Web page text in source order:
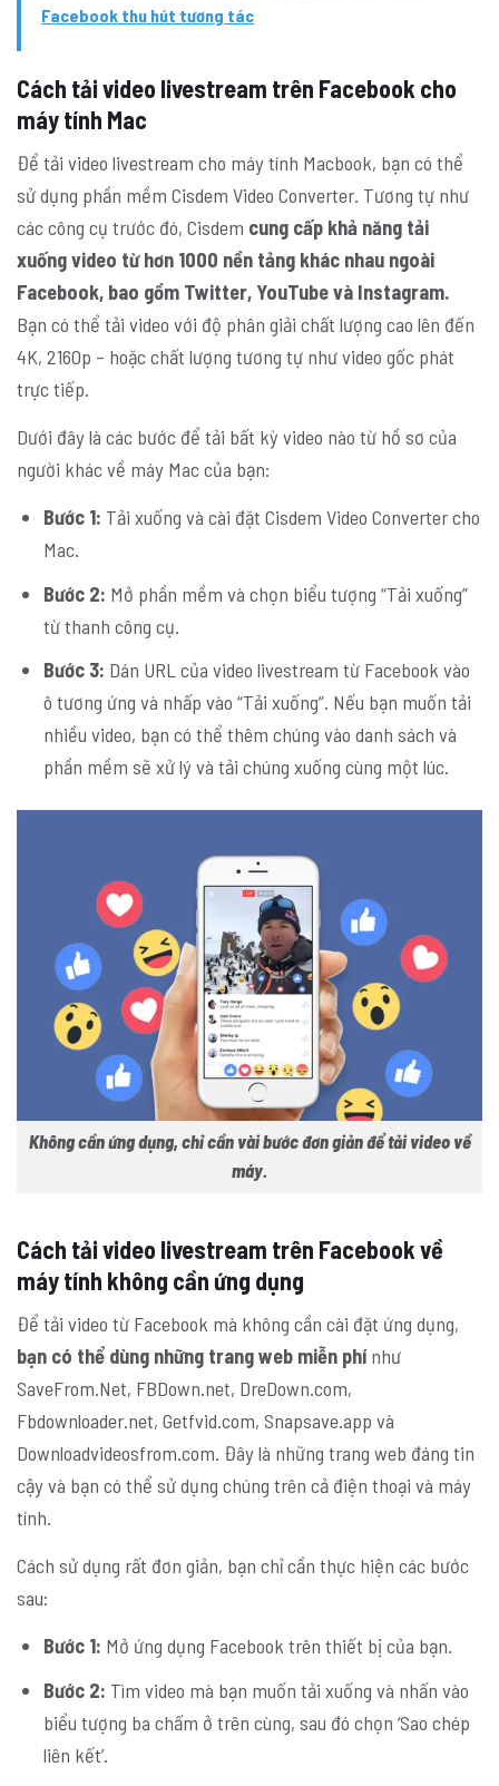
Facebook thu hút tương tác
Cách tải video livestream trên Facebook cho
máy tính Mac
Để tải video livestream cho máy tính Macbook, bạn có thể
sử dụng phần mềm Cisdem Video Converter. Tương tự như
các công cụ trước đó, Cisdem cung cấp khả năng tải
xuống video từ hơn 1000 nền tảng khác nhau ngoài
Facebook, bao gồm Twitter, YouTube và Instagram.
Bạn có thể tải video với độ phân giải chất lượng cao lên đến
4K, 2160p – hoặc chất lượng tương tự như video gốc phát
trực tiếp.
Dưới đây là các bước để tải bất kỳ video nào từ hồ sơ của
người khác về máy Mac của bạn:
Bước 1: Tải xuống và cài đặt Cisdem Video Converter cho
Mac.
Bước 2: Mở phần mềm và chọn biểu tượng “Tải xuống”
từ thanh công cụ.
Bước 3: Dán URL của video livestream từ Facebook vào
ô tương ứng và nhấp vào “Tải xuống”. Nếu bạn muốn tải
nhiều video, bạn có thể thêm chúng vào danh sách và
phần mềm sẽ xử lý và tải chúng xuống cùng một lúc.
Không cần ứng dụng, chỉ cần vài bước đơn giản để tải video về
máy.
Cách tải video livestream trên Facebook về
máy tính không cần ứng dụng
Để tải video từ Facebook mà không cần cài đặt ứng dụng,
bạn có thể dùng những trang web miễn phínhư
SaveFrom.Net, FBDown.net, DreDown.com,
Fbdownloader.net, Getfvid.com, Snapsave.app và
Downloadvideosfrom.com. Đây là những trang web đáng tin
cậy và bạn có thể sử dụng chúng trên cả điện thoại và máy
tính.
Cách sử dụng rất đơn giản, bạn chỉ cần thực hiện các bước
sau:
Bước 1: Mở ứng dụng Facebook trên thiết bị của bạn.
Bước 2: Tìm video mà bạn muốn tải xuống và nhấn vào
biểu tượng ba chấm ở trên cùng, sau đó chọn ‘Sao chép
liên kết’.